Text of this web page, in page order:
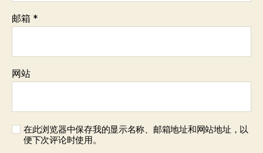
邮箱 *
网站
在此浏览器中保存我的显示名称、邮箱地址和网站地址，以
便下次评论时使用。